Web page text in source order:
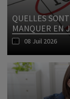
QUELLES
MANQUER EN
08 Juil 2026